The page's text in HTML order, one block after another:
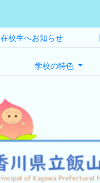
在校生へお知らせ
学校の特色